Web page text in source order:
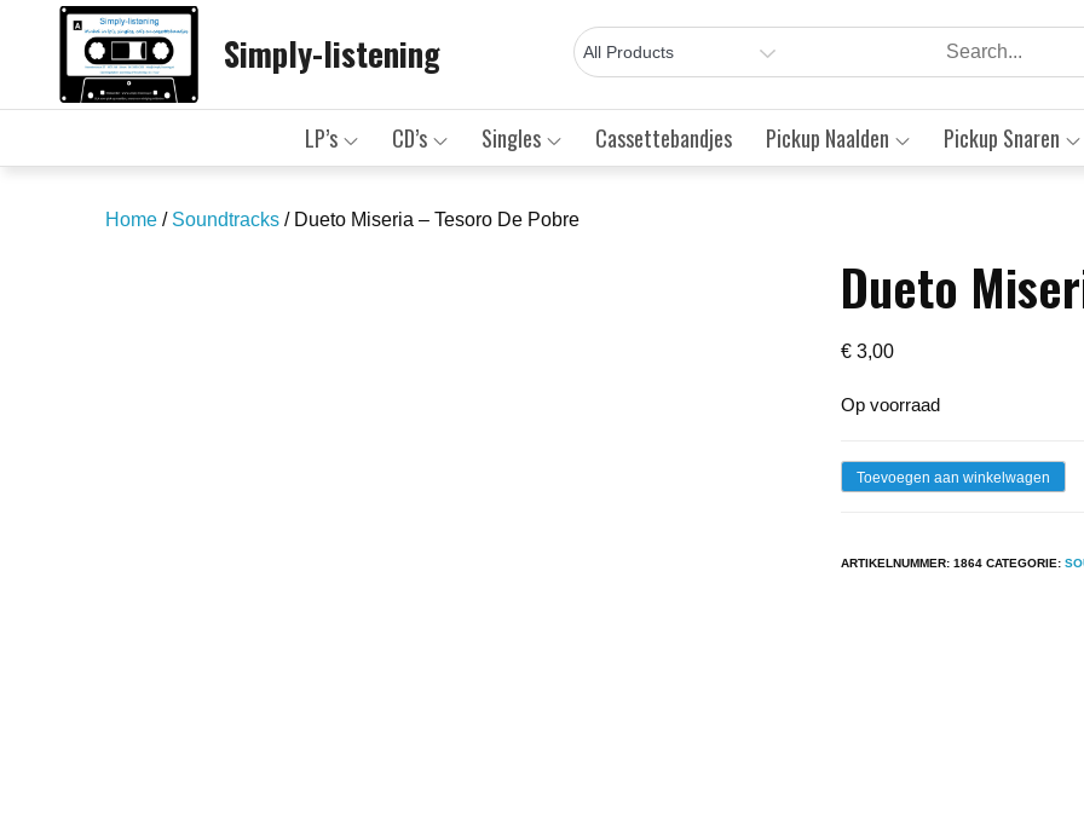
Simply-listening
LP’s CD’s Singles Cassettebandjes Pickup Naalden Pickup Snaren
Home / Soundtracks / Dueto Miseria – Tesoro De Pobre
Dueto
€ 3,00
Op voorraad
Dueto
Toevoegen aan winkelwagen
ARTIKELNUMMER:1864 CATEGORIE: